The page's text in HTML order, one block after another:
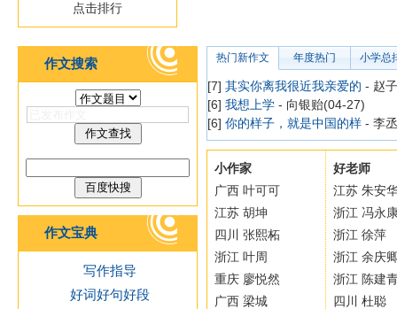
点击排行
作文搜索
作文宝典
写作指导
好词好句好段
热门新作文 年度热门 小学总
[7] 其实你离我很近我亲爱的 - 赵
[6] 我想上学 - 向银贻(04-27)
[6] 你的样子，就是中国的样 - 李
小作家
广西 叶可可
江苏 胡坤
四川 张熙柘
浙江 叶周
重庆 廖悦然
广西 梁城
好老师
江苏 朱安
浙江 冯永
浙江 徐萍
浙江 余庆
浙江 陈建
四川 杜聪